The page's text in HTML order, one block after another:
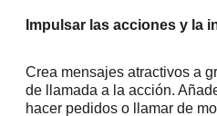
Impulsar las acciones y la
Crea mensajes atractivos a
de llamada a la acción.
hacer pedidos o llamar de